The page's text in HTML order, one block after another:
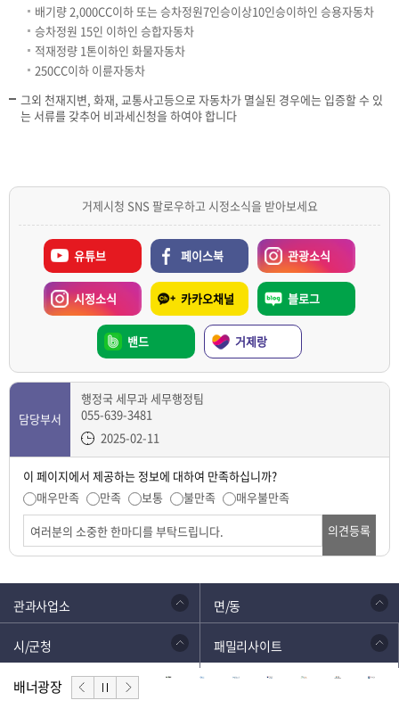
배기량 2,000CC이하 또는 승차정원7인승이상10인승이하인 승용자동차
승차정원 15인 이하인 승합자동차
적재정량 1톤이하인 화물자동차
250CC이하 이륜자동차
그외 천재지변, 화재, 교통사고등으로 자동차가 멸실된 경우에는 입증할 수 있
는 서류를 갖추어 비과세신청을 하여야 합니다
거제시청 SNS 팔로우하고 시정소식을 받아보세요
유튜브 페이스북 관광소식
시정소식 카카오채널 블로그
밴드 거제랑
담당부서
행정국 세무과 세무행정팀
055-639-3481
2025-02-11
이 페이지에서 제공하는 정보에 대하여 만족하십니까?
매우만족
만족 보통 불만족
매우불만족
의견등록
관과사업소 면/동
시/군청 패밀리사이트
배너광장